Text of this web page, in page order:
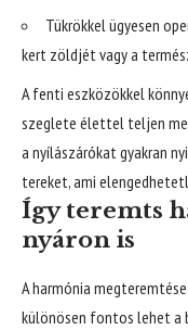
Tükrökkel ügyesen
kert zöldjét vagy a
A fenti eszközökkel
szeglete élettel teljen
a nyílászárókat gyakran
tereket, ami
Így teremts
nyáron is
A harmónia
különösen fontos lehet a